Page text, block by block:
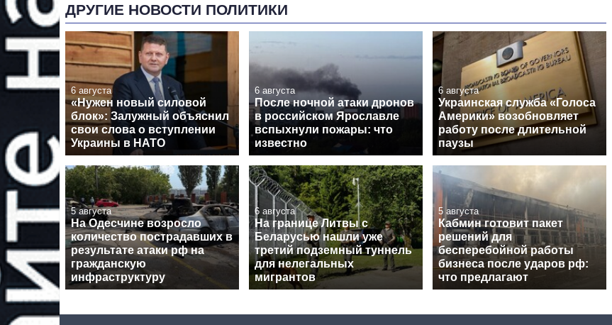
ДРУГИЕ НОВОСТИ ПОЛИТИКИ
6 августа
«Нужен новый силовой
блок»: Залужный объяснил
свои слова о вступлении
Украины в НАТО
6 августа
После ночной атаки дронов
в российском Ярославле
вспыхнули пожары: что
известно
6 августа
Украинская служба «Голоса
Америки» возобновляет
работу после длительной
паузы
5 августа
На Одесчине возросло
количество пострадавших в
результате атаки рф на
гражданскую
инфраструктуру
6 августа
На границе Литвы с
Беларусью нашли уже
третий подземный туннель
для нелегальных
мигрантов
5 августа
Кабмин готовит пакет
решений для
бесперебойной работы
бизнеса после ударов рф:
что предлагают